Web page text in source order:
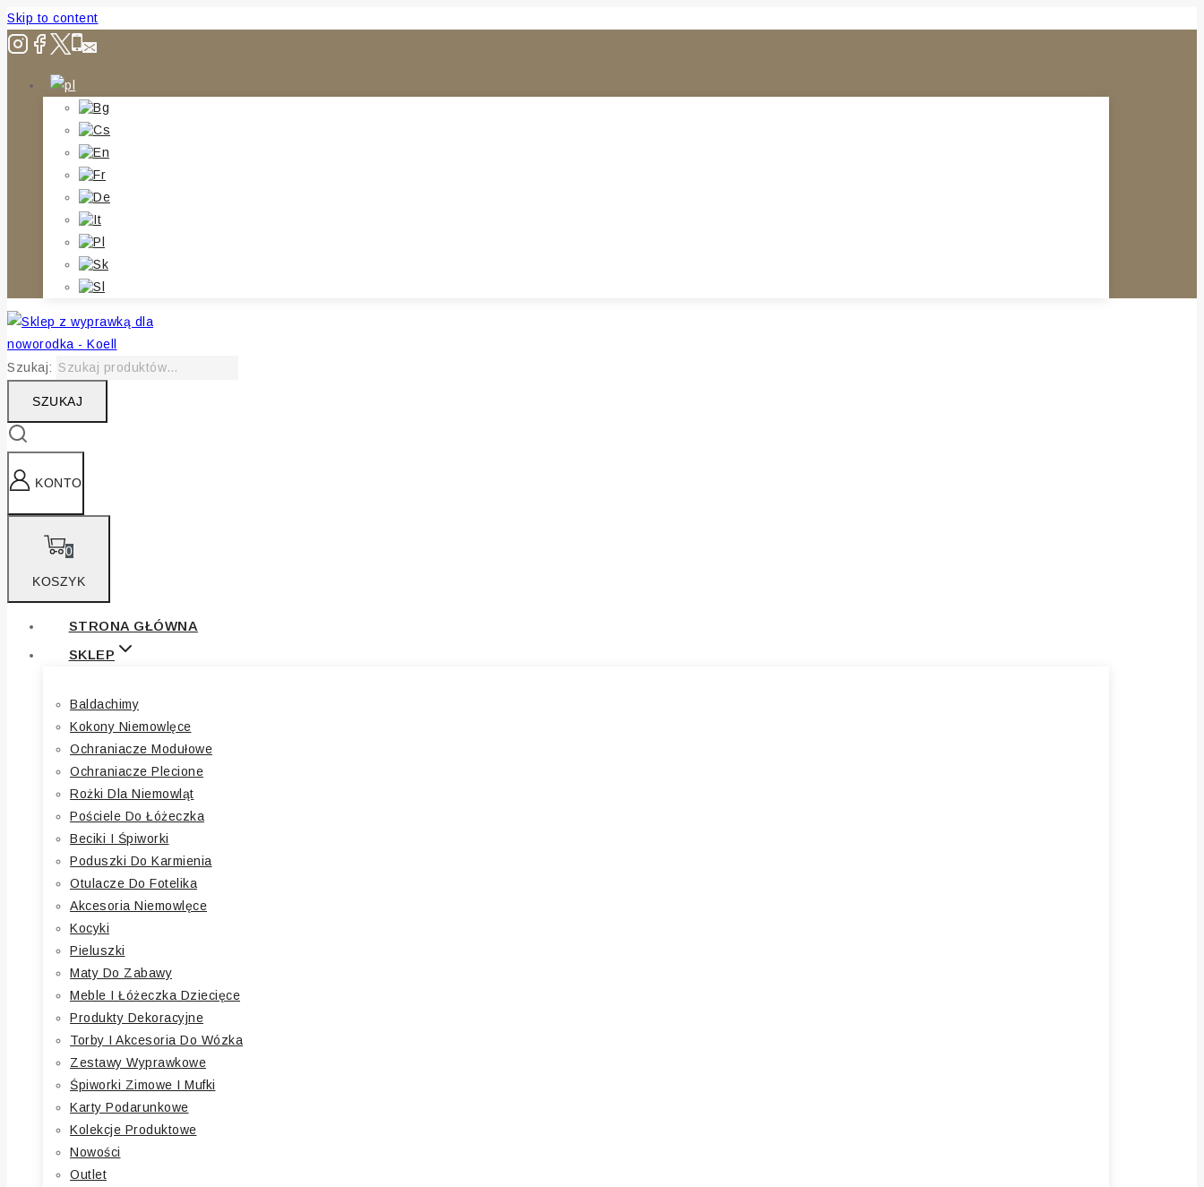
Skip to content
Szukaj:
SZUKAJ
KONTO
0
KOSZYK
STRONA GŁÓWNA
SKLEP
Baldachimy
Kokony Niemowlęce
Ochraniacze Modułowe
Ochraniacze Plecione
Rożki Dla Niemowląt
Pościele Do Łóżeczka
Beciki I Śpiworki
Poduszki Do Karmienia
Otulacze Do Fotelika
Akcesoria Niemowlęce
Kocyki
Pieluszki
Maty Do Zabawy
Meble I Łóżeczka Dziecięce
Produkty Dekoracyjne
Torby I Akcesoria Do Wózka
Zestawy Wyprawkowe
Śpiworki Zimowe I Mufki
Karty Podarunkowe
Kolekcje Produktowe
Nowości
Outlet